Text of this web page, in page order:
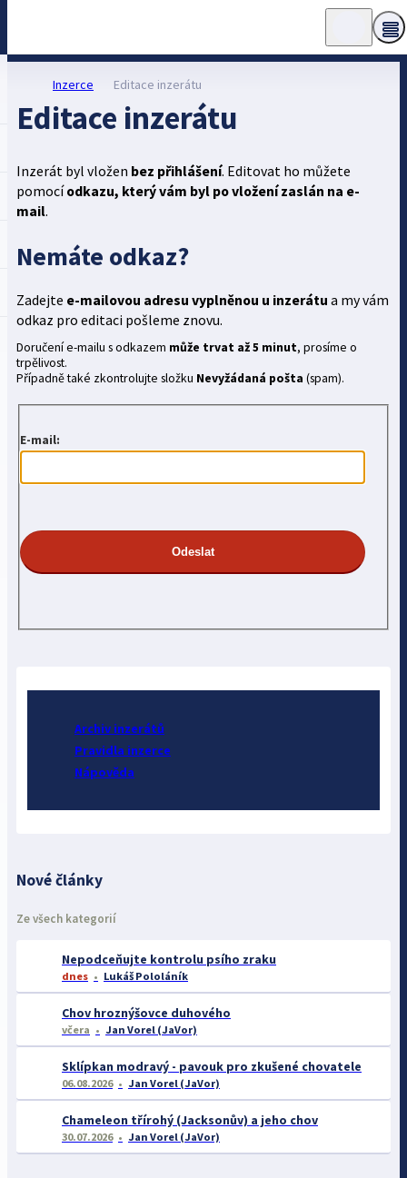
Inzerce Editace inzerátu
Editace inzerátu
Inzerát byl vložen bez přihlášení. Editovat ho můžete
pomocíodkazu, který vám byl po vložení zaslán na e-
mail.
Nemáte odkaz?
Zadejte e-mailovou adresu vyplněnou u inzerátu a my vám
odkaz pro editaci pošleme znovu.
Doručení e-mailu s odkazem může trvat až 5 minut, prosíme o
trpělivost.
Případně také zkontrolujte složku Nevyžádaná pošta (spam).
E-mail:
Archiv inzerátů
Pravidla inzerce
Nápověda
Nové články
Ze všech kategorií
Nepodceňujte kontrolu psího zraku
dnes Lukáš Pololáník
Chov hroznýšovce duhového
včera Jan Vorel (JaVor)
Sklípkan modravý - pavouk pro zkušené chovatele
06.08.2026 Jan Vorel (JaVor)
Chameleon třírohý (Jacksonův) a jeho chov
30.07.2026 Jan Vorel (JaVor)